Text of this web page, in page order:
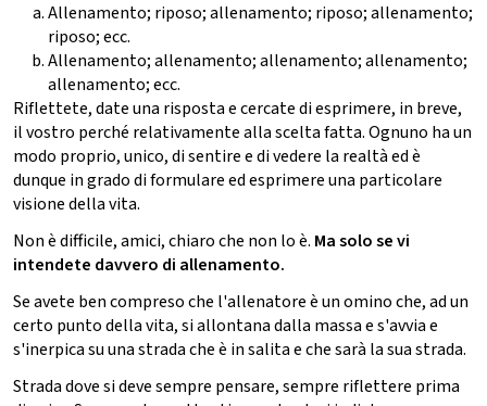
Allenamento; riposo; allenamento; riposo; allenamento;
riposo; ecc.
Allenamento; allenamento; allenamento; allenamento;
allenamento; ecc.
Riflettete, date una risposta e cercate di esprimere, in breve,
il vostro perché relativamente alla scelta fatta. Ognuno ha un
modo proprio, unico, di sentire e di vedere la realtà ed è
dunque in grado di formulare ed esprimere una particolare
visione della vita.
Non è difficile, amici, chiaro che non lo è. Ma solo se vi
intendete davvero di allenamento.
Se avete ben compreso che l'allenatore è un omino che, ad un
certo punto della vita, si allontana dalla massa e s'avvia e
s'inerpica su una strada che è in salita e che sarà la sua strada.
Strada dove si deve sempre pensare, sempre riflettere prima